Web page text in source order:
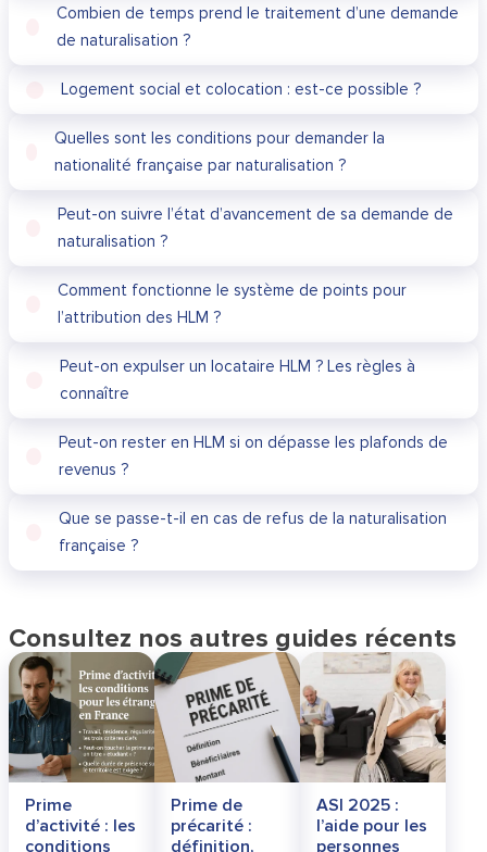
Combien de temps prend le traitement d’une demande
de naturalisation ?
Logement social et colocation : est-ce possible ?
Quelles sont les conditions pour demander la
nationalité française par naturalisation ?
Peut-on suivre l’état d’avancement de sa demande de
naturalisation ?
Comment fonctionne le système de points pour
l’attribution des HLM ?
Peut-on expulser un locataire HLM ? Les règles à
connaître
Peut-on rester en HLM si on dépasse les plafonds de
revenus ?
Que se passe-t-il en cas de refus de la naturalisation
française ?
Consultez nos autres guides récents
Prime
d’activité : les
conditions
Prime de
précarité :
définition,
ASI 2025 :
l’aide pour les
personnes